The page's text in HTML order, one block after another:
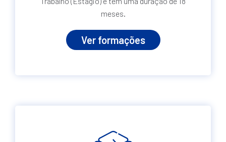
meses.
Ver formações